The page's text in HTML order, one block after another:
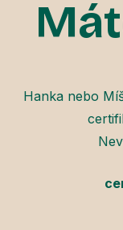
Hanka nebo